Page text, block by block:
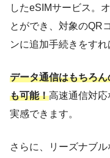
したeSIMサービス。
とができ、対象のQR
ンに追加手続きをすれ
データ通信はもちろ
も可能！高速通信対
実感できます。
さらに、リーズナブ